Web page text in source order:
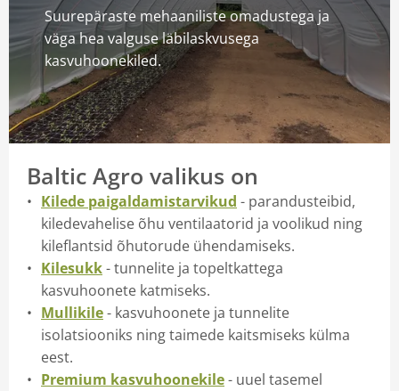
Suurepäraste mehaaniliste omadustega ja
väga hea valguse läbilaskvusega
kasvuhoonekiled.
Baltic Agro valikus on
Kilede paigaldamistarvikud - parandusteibid,
kiledevahelise õhu ventilaatorid ja voolikud ning
kileflantsid õhutorude ühendamiseks.
Kilesukk- tunnelite ja topeltkattega
kasvuhoonete katmiseks.
Mullikile- kasvuhoonete ja tunnelite
isolatsiooniks ning taimede kaitsmiseks külma
eest.
Premium kasvuhoonekile- uuel tasemel
ja noortaimed
info